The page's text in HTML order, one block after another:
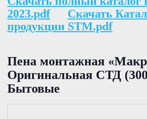
2023.pdf
Скачать
продукции STM.pdf
Пена монтажная
Оригинальная СТД
Бытовые